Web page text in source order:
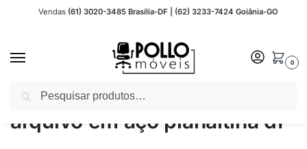
Vendas (61) 3020-3485 Brasília-DF | (62) 3233-7424 Goiânia-GO
0
Início Produtos marcados com a tag “arquivo em aço planaltina df”
arquivo em aço planaltina df